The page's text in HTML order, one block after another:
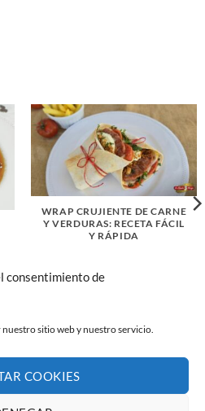
consentimiento de
sitio web y nuestro servicio.
COOKIES
WRAP CRUJIENTE DE CARNE
Y VERDURAS: RECETA FÁCIL
Y RÁPIDA
DE PRIVACIDAD